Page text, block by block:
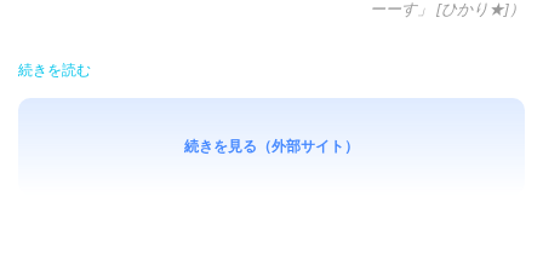
ーーす」 [ひかり★]）
続きを読む
続きを見る（外部サイト）